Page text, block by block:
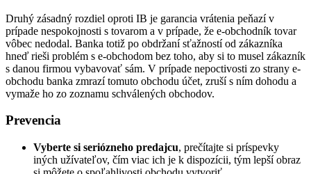
Druhý zásadný rozdiel oproti IB je garancia vrátenia peňazí v
prípade nespokojnosti s tovarom a v prípade, že e-obchodník tovar
vôbec nedodal. Banka totiž po obdržaní sťažností od zákazníka
hneď rieši problém s e-obchodom bez toho, aby si to musel zákazník
s danou firmou vybavovať sám. V prípade nepoctivosti zo strany e-
obchodu banka zmrazí tomuto obchodu účet, zruší s ním dohodu a
vymaže ho zo zoznamu schválených obchodov.
Prevencia
Vyberte si seriózneho predajcu, prečítajte si príspevky
iných užívateľov, čím viac ich je k dispozícii, tým lepší obraz